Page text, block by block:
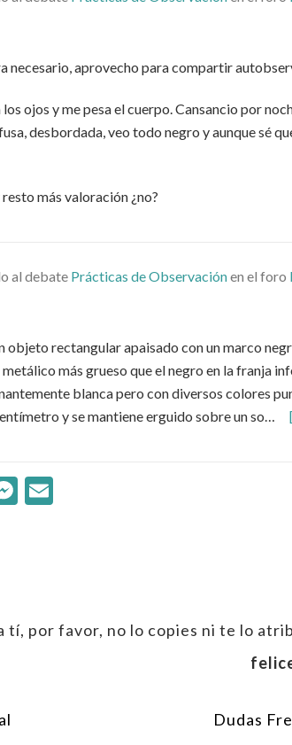
necesario, aprovecho para compartir
ojos y me pesa el cuerpo. Cansancio por
desbordada, veo todo negro y aunque sé
más valoración ¿no?
al debate Prácticas de Observaciónen el foro
objeto rectangular apaisado con un marco
más grueso que el negro en la franja
blanca pero con diversos colores
y se mantiene erguido sobre un so…
Messenger
tí, por favor, no lo copies ni te lo
Dudas